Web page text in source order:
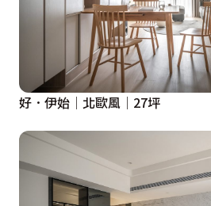
好．伊始│北歐風│27坪